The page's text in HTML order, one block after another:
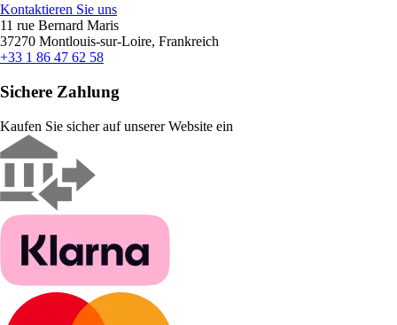
Kontaktieren Sie uns
11 rue Bernard Maris
37270 Montlouis-sur-Loire, Frankreich
+33 1 86 47 62 58
Sichere Zahlung
Kaufen Sie sicher auf unserer Website ein